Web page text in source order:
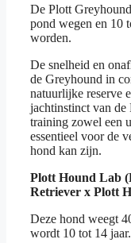
De Plott
pond wegen en 10
worden.
De snelheid en
de Greyhound in
natuurlijke reserve
jachtinstinct van de
training zowel een
essentieel voor de
hond kan zijn.
Plott Hound Lab
Retriever x Plott
Deze hond weegt
wordt 10 tot 14 jaar.